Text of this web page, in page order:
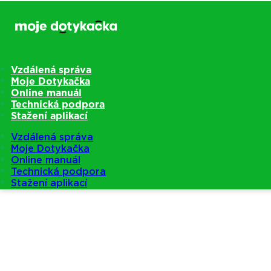
Vzdálená správa
Moje Dotykačka
Online manuál
Technická podpora
Stažení aplikací
Vzdálená správa
Moje Dotykačka
Online manuál
Technická podpora
Stažení aplikací